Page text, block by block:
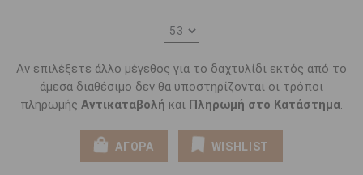
Αν επιλέξετε άλλο μέγεθος για το δαχτυλίδι εκτός από το
άμεσα διαθέσιμο δεν θα υποστηρίζονται οι τρόποι
πληρωμής Αντικαταβολή και Πληρωμή στο Κατάστημα.
ΑΓΟΡΑ WISHLIST